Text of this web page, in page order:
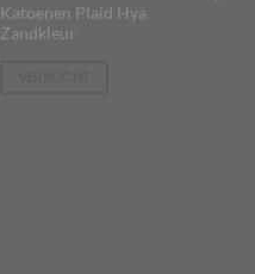
Katoenen Plaid Hya
Zandkleur